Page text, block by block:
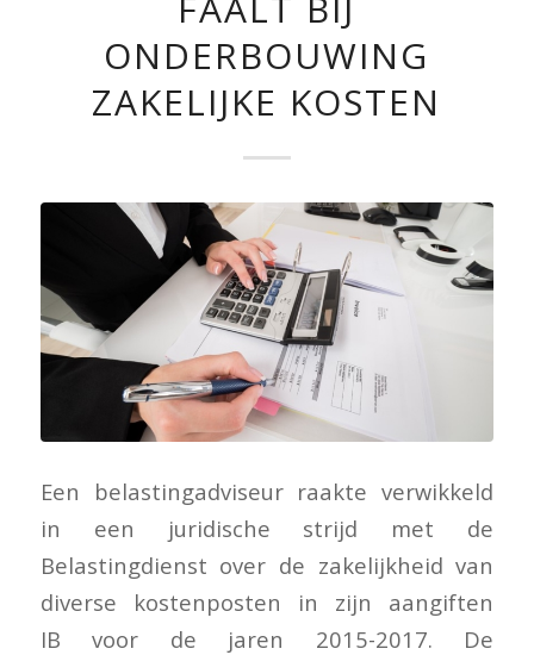
ONDERBOUWING
ZAKELIJKE KOSTEN
Een belastingadviseur raakte verwikkeld
in een juridische strijd met de
Belastingdienst over de zakelijkheid van
diverse kostenposten in zijn aangiften
IB voor de jaren 2015-2017. De